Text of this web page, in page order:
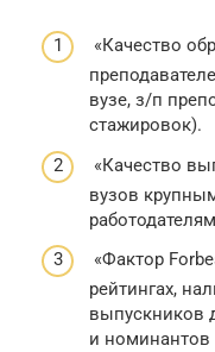
«Качество
вузе, з/п
стажировок).
«Качество
вузов
«Фактор
рейтингах,
выпускников
и номинантов